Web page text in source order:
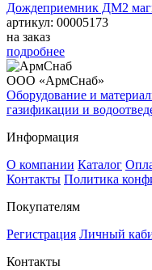
Дождеприемник ДМ2
артикул: 00005173
на заказ
подробнее
ООО «АрмСнаб»
Оборудование и
газификации и
Информация
О компании Каталог
Контакты Политика
Покупателям
Регистрация Личный
Контакты